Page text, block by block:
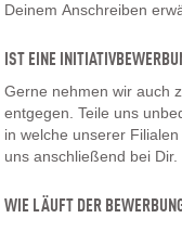
Deinem Anschreiben
IST EINE
Gerne nehmen wir auch
entgegen. Teile uns
in welche unserer
uns anschließend bei Dir.
WIE LÄUFT DER